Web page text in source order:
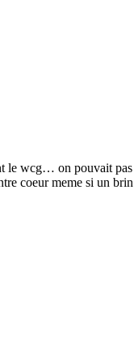
le wcg… on pouvait
coeur meme si un